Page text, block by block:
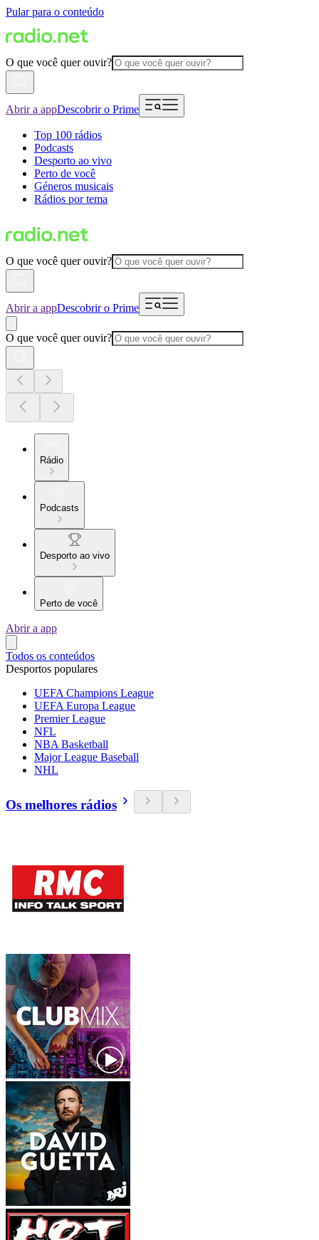
Pular para o conteúdo
O que você quer ouvir?
Abrir a appDescobrir o Prime
Top 100 rádios
Podcasts
Desporto ao vivo
Perto de você
Géneros musicais
Rádios por tema
O que você quer ouvir?
Abrir a appDescobrir o Prime
O que você quer ouvir?
Rádio
Podcasts
Desporto ao vivo
Perto de você
Abrir a app
Todos os conteúdos
Desportos populares
UEFA Champions League
UEFA Europa League
Premier League
NFL
NBA Basketball
Major League Baseball
NHL
Os melhores rádios